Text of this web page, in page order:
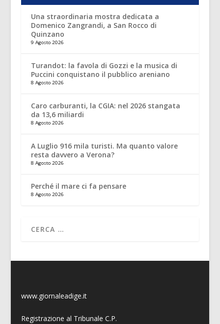
Una straordinaria mostra dedicata a
Domenico Zangrandi, a San Rocco di
Quinzano
9 Agosto 2026
Turandot: la favola di Gozzi e la musica di
Puccini conquistano il pubblico areniano
8 Agosto 2026
Caro carburanti, la CGIA: nel 2026 stangata
da 13,6 miliardi
8 Agosto 2026
A Luglio 916 mila turisti. Ma quanto valore
resta davvero a Verona?
8 Agosto 2026
Perché il mare ci fa pensare
8 Agosto 2026
www.giornaleadige.it
Registrazione al Tribunale C.P.